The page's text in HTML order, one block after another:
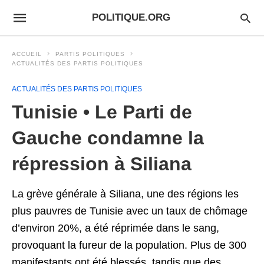
POLITIQUE.ORG
ACCUEIL
PARTIS POLITIQUES
ACTUALITÉS DES PARTIS POLITIQUES
ACTUALITÉS DES PARTIS POLITIQUES
Tunisie • Le Parti de
Gauche condamne la
répression à Siliana
La grève générale à Siliana, une des régions les
plus pauvres de Tunisie avec un taux de chômage
d’environ 20%, a été réprimée dans le sang,
provoquant la fureur de la population. Plus de 300